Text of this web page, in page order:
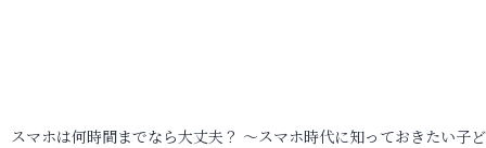
スマホは何時間までなら大丈夫？ ～スマホ時代に知っておきたい子